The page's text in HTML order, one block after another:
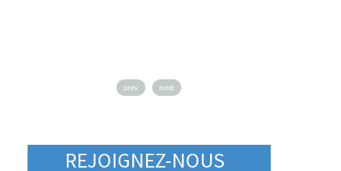
prev next
REJOIGNEZ-NOUS